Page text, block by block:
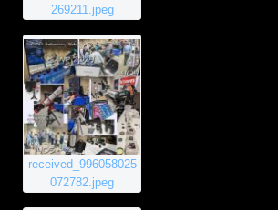
269211.jpeg
received_996058025
072782.jpeg